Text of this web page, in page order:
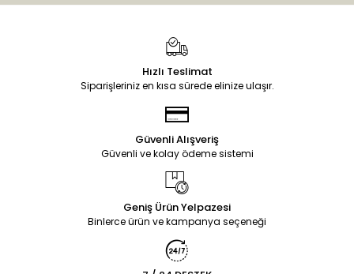
Hızlı Teslimat
Siparişleriniz en kısa sürede elinize ulaşır.
Güvenli Alışveriş
Güvenli ve kolay ödeme sistemi
Geniş Ürün Yelpazesi
Binlerce ürün ve kampanya seçeneği